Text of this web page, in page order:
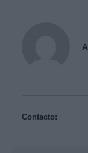
Contacto: